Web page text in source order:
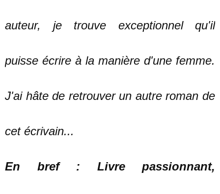
auteur, je trouve exceptionnel qu'il
puisse écrire à la manière d'une femme.
J'ai hâte de retrouver un autre roman de
cet écrivain...
En bref : Livre passionnant,